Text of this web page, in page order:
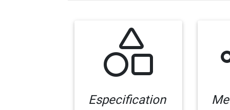
Especification